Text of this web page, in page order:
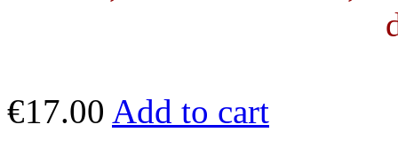
€17.00 Add to cart